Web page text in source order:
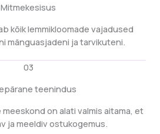
Mitmekesisus
kõik lemmikloomade vajadused
mänguasjadeni ja tarvikuteni.
03
teenindus
on alati valmis aitama, et
ja meeldiv ostukogemus.